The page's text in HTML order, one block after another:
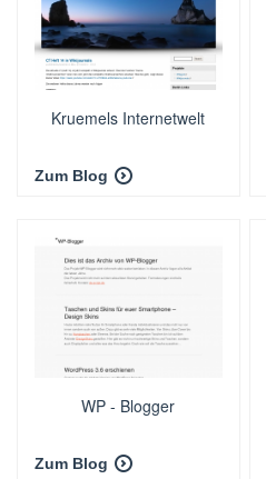
Kruemels Internetwelt
Zum Blog
WP - Blogger
Zum Blog